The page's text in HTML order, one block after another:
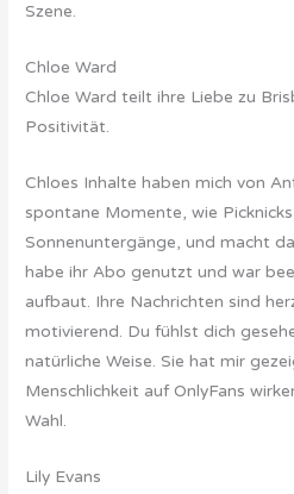
Szene.
Chloe Ward
Chloe Ward teilt ihre Liebe zu
Positivität.
Chloes Inhalte haben mich von
spontane Momente, wie
Sonnenuntergänge, und macht
habe ihr Abo genutzt und war
aufbaut. Ihre Nachrichten sind
motivierend. Du fühlst dich
natürliche Weise. Sie hat mir
Menschlichkeit auf OnlyFans
Wahl.
Lily Evans